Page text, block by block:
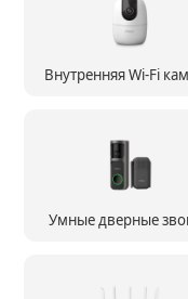
Внутренняя Wi-Fi
Умные дверные